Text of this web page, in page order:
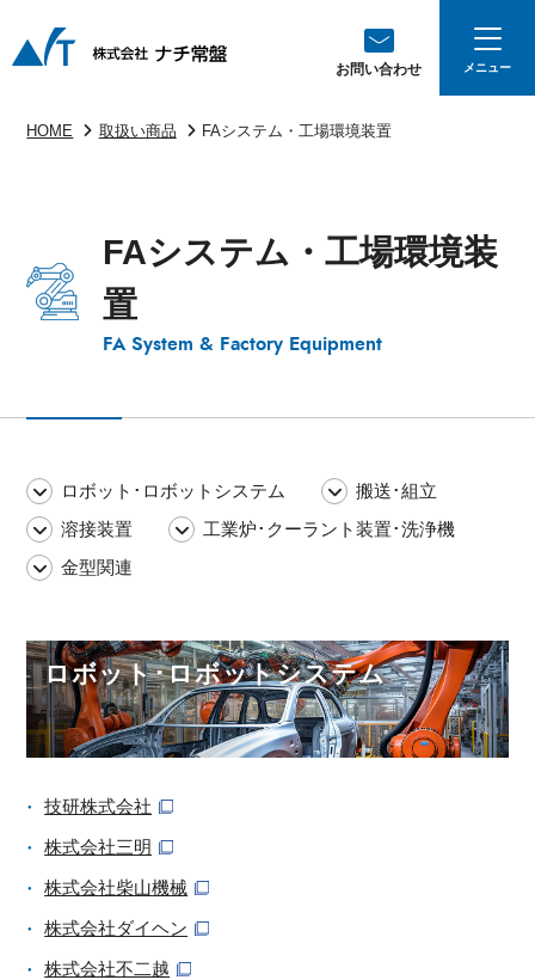
お問い合わせ
HOME 取扱い商品 FAシステム・工場環境装置
FAシステム・工場環境装
置
FA System & Factory Equipment
ロボット･ロボットシステム
搬送･組立
溶接装置
工業炉･クーラント装置･洗浄機
金型関連
ロボット･ロボットシステム
技研株式会社
株式会社三明
株式会社柴山機械
株式会社ダイヘン
株式会社不二越